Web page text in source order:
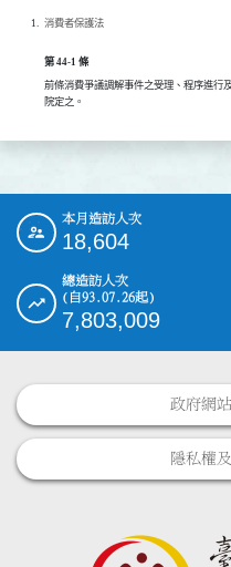
消費者保護法
第 44-1 條
前條消費爭議調解事件之受理、程序進行
院定之。
::: 本月造訪人次
18,604
總造訪人次
(自93.07.26起)
7,803,009
政府網
隱私權